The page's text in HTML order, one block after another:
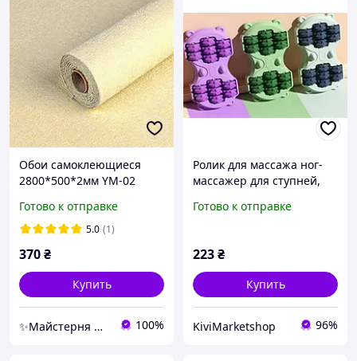
Обои самоклеющиеся
2800*500*2мм YM-02
00002062
Готово к отправке
5.0 (1)
370₴
Купить
✨Майстерня Декору✨ 100%
Ролик для массажа ног-
массажер для ступней,
расслабление AND-1262
Готово к отправке
223₴
Купить
KiviMarketshop 96%